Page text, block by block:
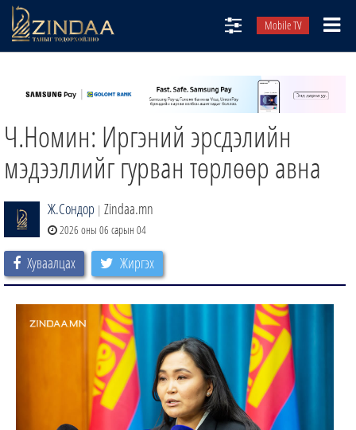
Mobile TV
ТВ8
ӨГЛӨӨНИЙ СОНИН
ЗИНДАА СЭТГҮҮЛ
Ч.Номин: Иргэний эрсдэлийн
мэдээллийг гурван төрлөөр авна
Ж.Сондор | Zindaa.mn
2026 оны 06 сарын 04
Хуваалцах Жиргэх